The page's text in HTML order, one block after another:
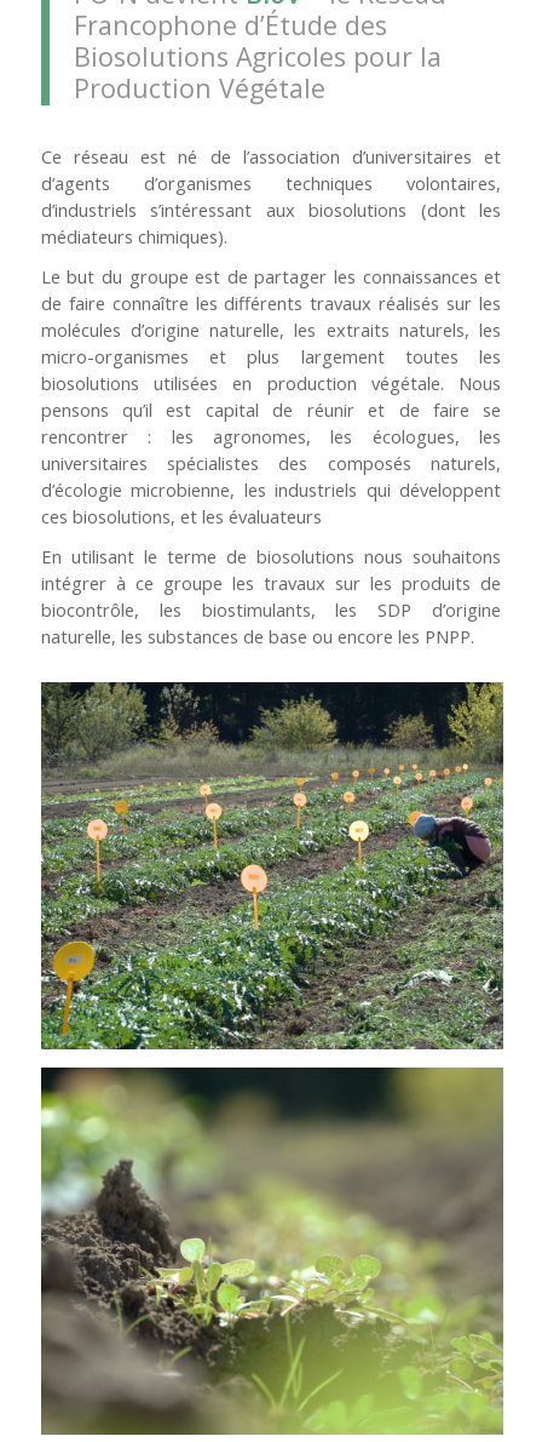
Francophone d’Étude des
Biosolutions Agricoles pour la
Production Végétale
Ce réseau est né de l’association d’universitaires et
d’agents d’organismes techniques volontaires,
d’industriels s’intéressant aux biosolutions (dont les
médiateurs chimiques).
Le but du groupe est de partager les connaissances et
de faire connaître les différents travaux réalisés sur les
molécules d’origine naturelle, les extraits naturels, les
micro-organismes et plus largement toutes les
biosolutions utilisées en production végétale. Nous
pensons qu’il est capital de réunir et de faire se
rencontrer : les agronomes, les écologues, les
universitaires spécialistes des composés naturels,
d’écologie microbienne, les industriels qui développent
ces biosolutions, et les évaluateurs
En utilisant le terme de biosolutions nous souhaitons
intégrer à ce groupe les travaux sur les produits de
biocontrôle, les biostimulants, les SDP d’origine
naturelle, les substances de base ou encore les PNPP.